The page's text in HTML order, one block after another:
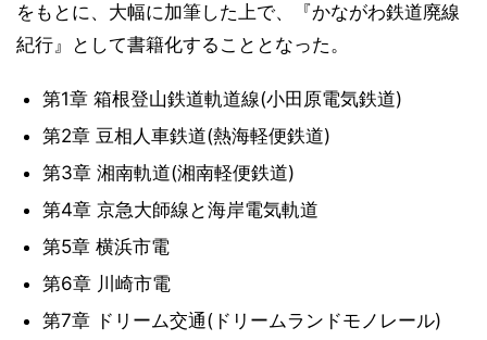
をもとに、大幅に加筆した上で、『かながわ鉄道廃線
紀行』として書籍化することとなった。
第1章 箱根登山鉄道軌道線(小田原電気鉄道)
第2章 豆相人車鉄道(熱海軽便鉄道)
第3章 湘南軌道(湘南軽便鉄道)
第4章 京急大師線と海岸電気軌道
第5章 横浜市電
第6章 川崎市電
第7章 ドリーム交通(ドリームランドモノレール)